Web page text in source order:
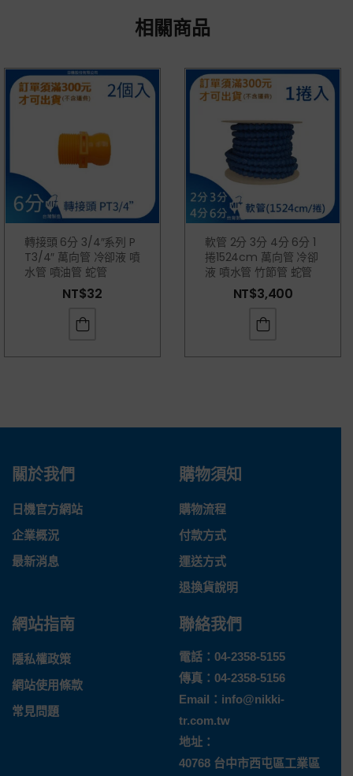
相關商品
轉接頭 6分 3/4″系列 P
T3/4″ 萬向管 冷卻液 噴
水管 噴油管 蛇管
NT$32
軟管 2分 3分 4分 6分 1
捲1524cm 萬向管 冷卻
液 噴水管 竹節管 蛇管
NT$3,400
關於我們
日機官方網站
企業概況
最新消息
購物須知
購物流程
付款方式
運送方式
退換貨說明
網站指南
隱私權政策
網站使用條款
常見問題
聯絡我們
電話： 04-2358-5155
傳真：04-2358-5156
Email： info@nikki-
tr.com.tw
地址：
40768 台中市西屯區工業區